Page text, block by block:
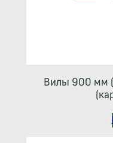
Вилы 900 мм